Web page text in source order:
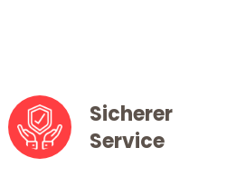
Sicherer
Service